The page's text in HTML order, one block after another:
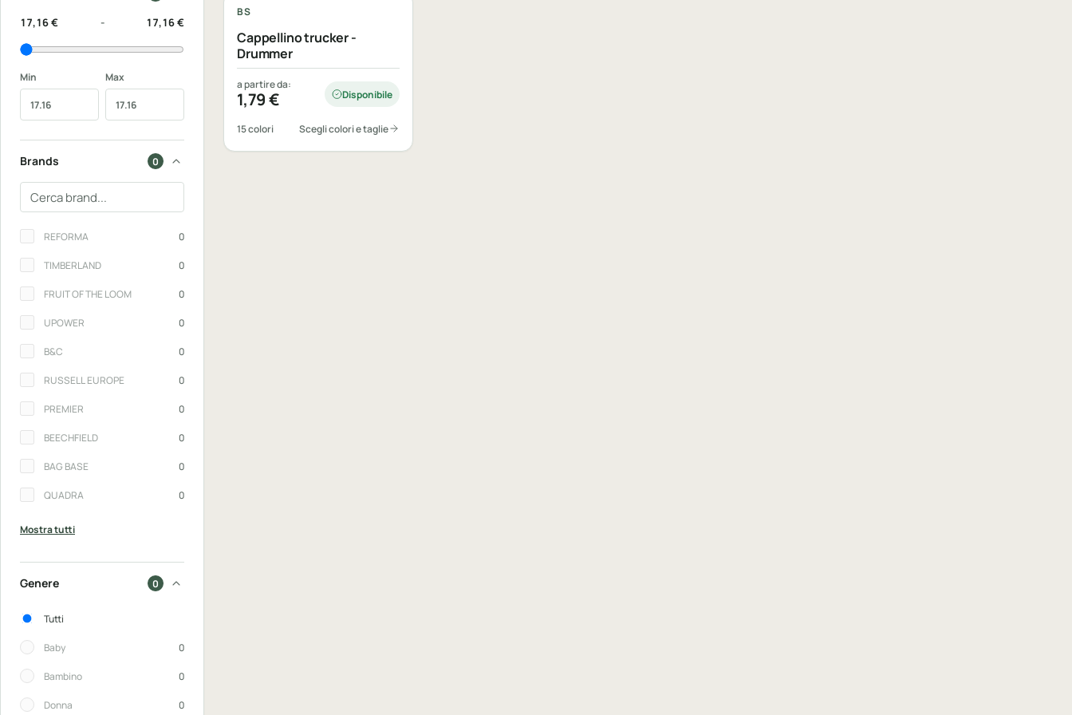
17,16 € - 17,16 €
Min Max
Brands 0
Cerca un brand
BrandsREFORMA 0
TIMBERLAND 0
FRUIT OF THE LOOM 0
UPOWER 0
B&C 0
RUSSELL EUROPE 0
PREMIER 0
BEECHFIELD 0
BAG BASE 0
QUADRA 0
Mostra tutti
Genere 0
Genere
Tutti
Baby 0
Bambino 0
Donna 0
BS
Cappellino trucker -
Drummer
a partire da:
1,79€ Disponibile
15 colori Scegli colori e taglie